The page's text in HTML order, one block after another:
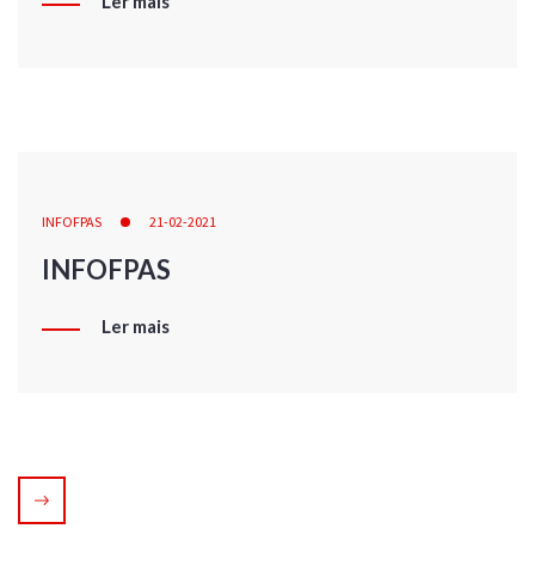
INFOFPAS 21-02-2021
INFOFPAS
Ler mais